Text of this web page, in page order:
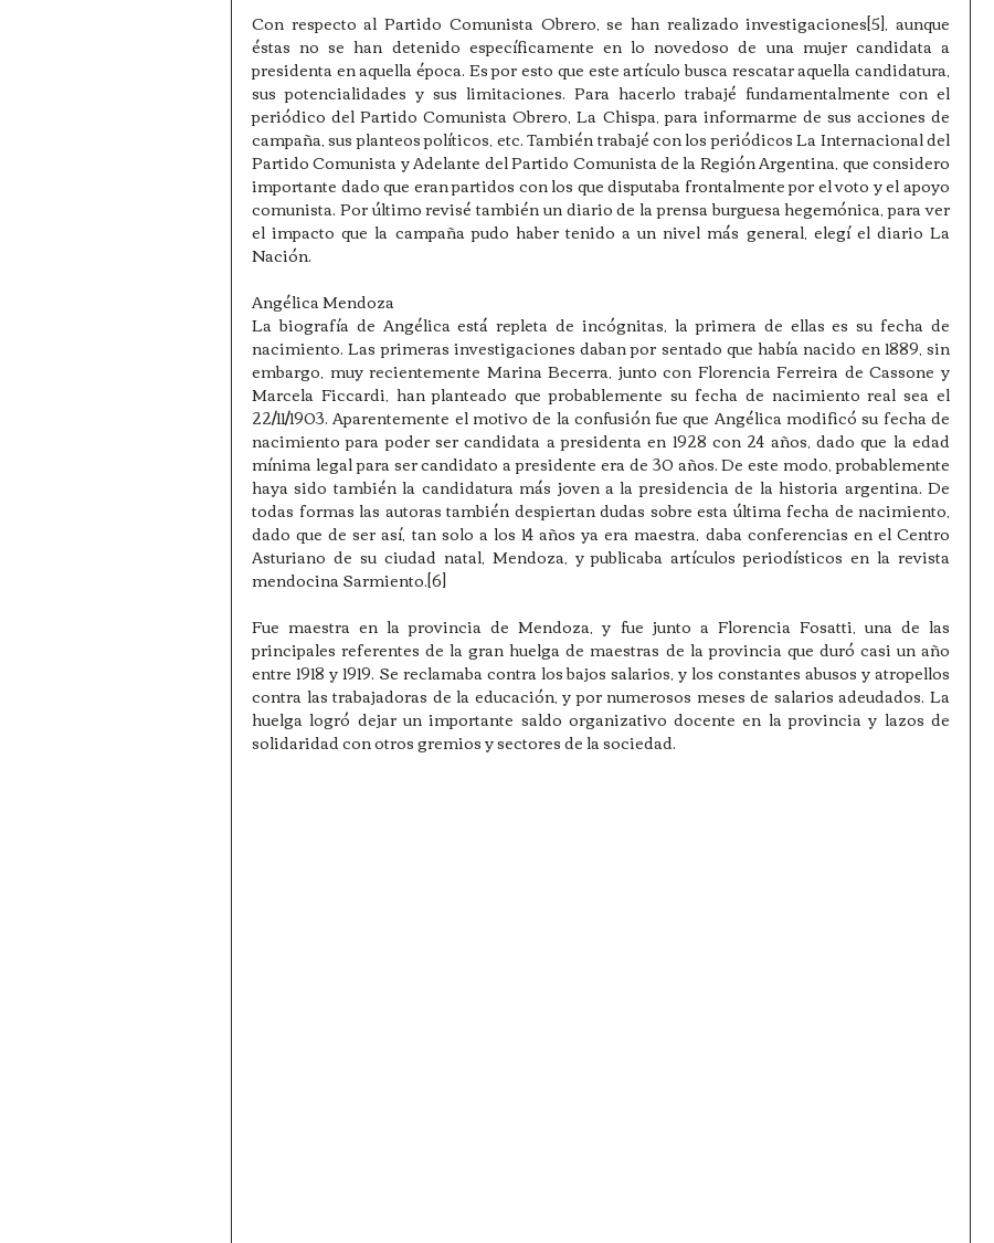
Con respecto al Partido Comunista Obrero, se han realizado investigaciones[5], aunque
éstas no se han detenido específicamente en lo novedoso de una mujer candidata a
presidenta en aquella época. Es por esto que este artículo busca rescatar aquella candidatura,
sus potencialidades y sus limitaciones. Para hacerlo trabajé fundamentalmente con el
periódico del Partido Comunista Obrero, La Chispa, para informarme de sus acciones de
campaña, sus planteos políticos, etc. También trabajé con los periódicos La Internacional del
Partido Comunista y Adelante del Partido Comunista de la Región Argentina, que considero
importante dado que eran partidos con los que disputaba frontalmente por el voto y el apoyo
comunista. Por último revisé también un diario de la prensa burguesa hegemónica, para ver
el impacto que la campaña pudo haber tenido a un nivel más general, elegí el diario La
Nación.
Angélica Mendoza
La biografía de Angélica está repleta de incógnitas, la primera de ellas es su fecha de
nacimiento. Las primeras investigaciones daban por sentado que había nacido en 1889, sin
embargo, muy recientemente Marina Becerra, junto con Florencia Ferreira de Cassone y
Marcela Ficcardi, han planteado que probablemente su fecha de nacimiento real sea el
22/11/1903. Aparentemente el motivo de la confusión fue que Angélica modificó su fecha de
nacimiento para poder ser candidata a presidenta en 1928 con 24 años, dado que la edad
mínima legal para ser candidato a presidente era de 30 años. De este modo, probablemente
haya sido también la candidatura más joven a la presidencia de la historia argentina. De
todas formas las autoras también despiertan dudas sobre esta última fecha de nacimiento,
dado que de ser así, tan solo a los 14 años ya era maestra, daba conferencias en el Centro
Asturiano de su ciudad natal, Mendoza, y publicaba artículos periodísticos en la revista
mendocina Sarmiento.[6]
Fue maestra en la provincia de Mendoza, y fue junto a Florencia Fosatti, una de las
principales referentes de la gran huelga de maestras de la provincia que duró casi un año
entre 1918 y 1919. Se reclamaba contra los bajos salarios, y los constantes abusos y atropellos
contra las trabajadoras de la educación, y por numerosos meses de salarios adeudados. La
huelga logró dejar un importante saldo organizativo docente en la provincia y lazos de
solidaridad con otros gremios y sectores de la sociedad.